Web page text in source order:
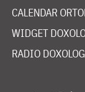
CALENDAR
WIDGET
RADIO